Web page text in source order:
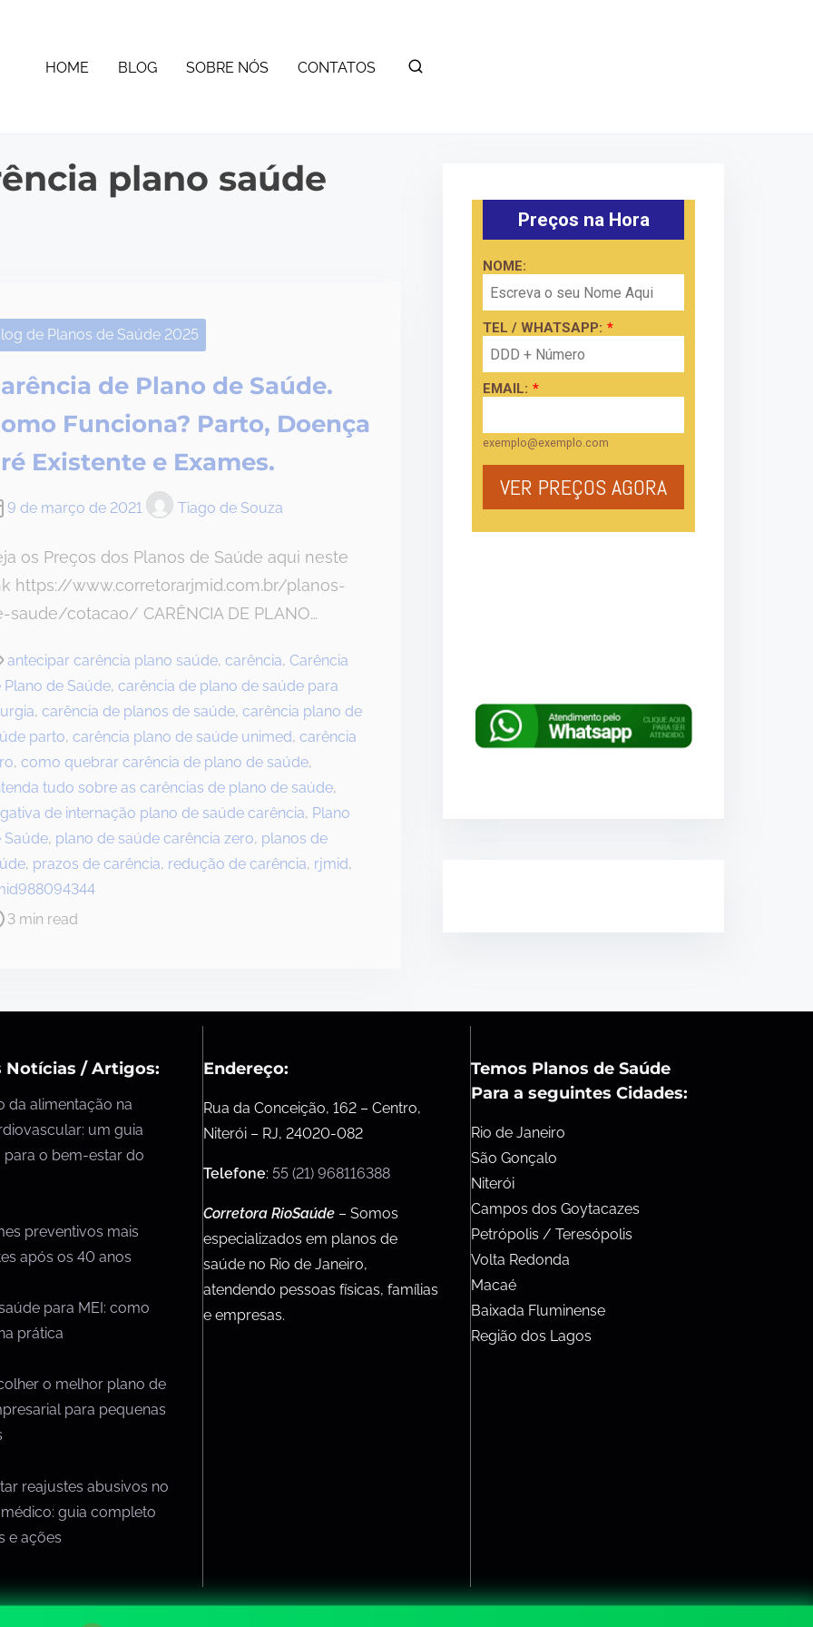
HOME BLOG SOBRE NÓS CONTATOS
plano saúde
de Planos de Saúde 2025
de Plano de Saúde.
Funciona? Parto, Doença
Existente e Exames.
9 de março de 2021 Tiago de Souza
os Preços dos Planos de Saúde aqui neste
https://www.corretorarjmid.com.br/planos-
saude/cotacao/ CARÊNCIA DE PLANO…
antecipar carência plano saúde, carência, Carência
Plano de Saúde, carência de plano de saúde para
, carência de planos de saúde, carência plano de
parto, carência plano de saúde unimed, carência
, como quebrar carência de plano de saúde,
tudo sobre as carências de plano de saúde,
de internação plano de saúde carência, Plano
Saúde, plano de saúde carência zero, planos de
, prazos de carência, redução de carência, rjmid,
3 min read
Notícias / Artigos:
da alimentação na
um guia
o bem-estar do
preventivos mais
após os 40 anos
para MEI: como
prática
o melhor plano de
para pequenas
reajustes abusivos no
guia completo
e ações
Endereço:
Rua da Conceição, 162 – Centro,
Niterói – RJ, 24020-082
Telefone: 55 (21) 968116388
Corretora RioSaúde – Somos
especializados em planos de
saúde no Rio de Janeiro,
atendendo pessoas físicas, famílias
e empresas.
Temos Planos de Saúde
Para a seguintes Cidades:
Rio de Janeiro
São Gonçalo
Niterói
Campos dos Goytacazes
Petrópolis / Teresópolis
Volta Redonda
Macaé
Baixada Fluminense
Região dos Lagos